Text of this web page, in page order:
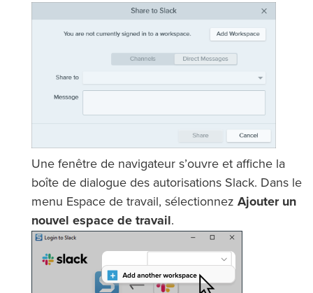
Une fenêtre de navigateur s’ouvre et affiche la
boîte de dialogue des autorisations Slack. Dans le
menu Espace de travail, sélectionnez Ajouter un
nouvel espace de travail .